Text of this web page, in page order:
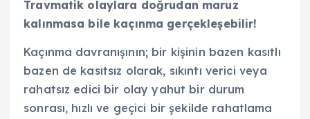
Travmatik olaylara doğrudan maruz
kalınmasa bile kaçınma gerçekleşebilir!
Kaçınma davranışının; bir kişinin bazen kasıtlı
bazen de kasıtsız olarak, sıkıntı verici veya
rahatsız edici bir olay yahut bir durum
sonrası, hızlı ve geçici bir şekilde rahatlama